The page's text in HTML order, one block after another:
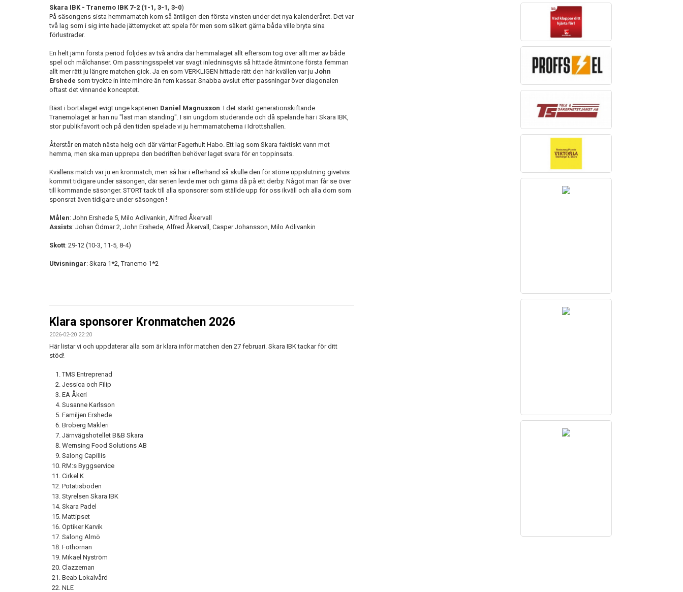
Skara IBK - Tranemo IBK 7-2 (1-1, 3-1, 3-0)
På säsongens sista hemmamatch kom så äntligen den första vinsten under det nya kalenderåret. Det var
två lag som i sig inte hade jättemycket att spela för men som säkert gärna båda ville bryta sina
förlustrader.
En helt jämn första period följdes av två andra där hemmalaget allt eftersom tog över allt mer av både
spel och målchanser. Om passningsspelet var svagt inledninsgvis så hittade åtmintone första femman
allt mer rätt ju längre matchen gick. Ja en som VERKLIGEN hittade rätt den här kvällen var ju John
Ershede som tryckte in inte mindre än fem kassar. Snabba avslut efter passningar över diagonalen
oftast det vinnande konceptet.
Bäst i bortalaget evigt unge kaptenen Daniel Magnusson. I det starkt generationskiftande
Tranemolaget är han nu "last man standing". I sin ungdom studerande och då spelande här i Skara IBK,
stor publikfavorit och på den tiden spelade vi ju hemmamatcherna i Idrottshallen.
Återstår en match nästa helg och där väntar Fagerhult Habo. Ett lag som Skara faktiskt vann mot
hemma, men ska man upprepa den bedriften behöver laget svara för en toppinsats.
Kvällens match var ju en kronmatch, men så här i efterhand så skulle den för större uppslutning givetvis
kommit tidigare under säsongen, där serien levde mer och gärna då på ett derby. Något man får se över
till kommande säsonger. STORT tack till alla sponsorer som ställde upp för oss ikväll och alla dom som
sponsrat även tidigare under säsongen !
Målen: John Ershede 5, Milo Adlivankin, Alfred Åkervall
Assists: Johan Ödmar 2, John Ershede, Alfred Åkervall, Casper Johansson, Milo Adlivankin
Skott: 29-12 (10-3, 11-5, 8-4)
Utvisningar: Skara 1*2, Tranemo 1*2
Klara sponsorer Kronmatchen 2026
2026-02-20 22:20
Här listar vi och uppdaterar alla som är klara inför matchen den 27 februari. Skara IBK tackar för ditt
stöd!
TMS Entreprenad
Jessica och Filip
EA Åkeri
Susanne Karlsson
Familjen Ershede
Broberg Mäkleri
Järnvägshotellet B&B Skara
Wernsing Food Solutions AB
Salong Capillis
RM:s Byggservice
Cirkel K
Potatisboden
Styrelsen Skara IBK
Skara Padel
Mattipset
Optiker Karvik
Salong Almö
Fothörnan
Mikael Nyström
Clazzeman
Beab Lokalvård
NLE